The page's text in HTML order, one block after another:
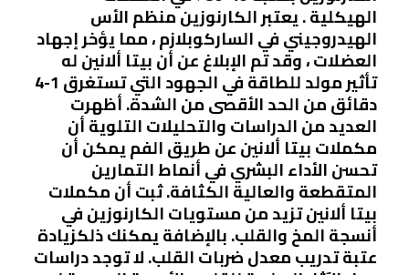
الهيكلية . يعتبر الكارنوزين منظم الأس
الهيدروجيني في الساركوبلازم ، مما يؤخر إجهاد
العضلات ، وقد تم الإبلاغ عن أن بيتا ألانين له
تأثير مولد للطاقة في الجهود التي تستغرق 1-4
دقائق من الحد الأقصى من الشدة. أظهرت
العديد من الدراسات والتحليلات التلوية أن
مكملات بيتا ألانين عن طريق الفم يمكن أن
تحسن الأداء البشري في أنماط التمارين
المتقطعة والعالية الكثافة. ثبت أن مكملات
بيتا ألانين تزيد من مستويات الكارنوزين في
أنسجة المخ والقلب. بالإضافة يمكنك ذلكزيادة
عتبة تدريب معدل ضربات القلب. لا توجد دراسات